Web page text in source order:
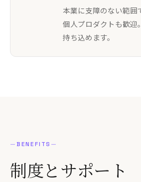
本業に支障のない範囲
個人プロダクトも歓迎
持ち込めます。
—BENEFITS —
制度とサポート